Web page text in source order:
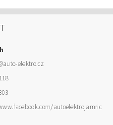
auto-elektro.cz
autoelektrojamric